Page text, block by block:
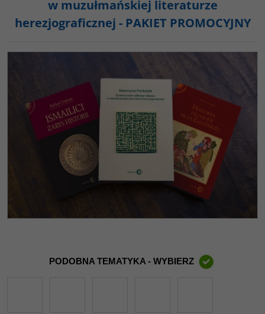
w muzułmańskiej literaturze
herezjograficznej - PAKIET PROMOCYJNY
PODOBNA TEMATYKA - WYBIERZ